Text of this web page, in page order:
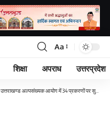
Font
Resizer
Aa
शिक्षा अपराध उत्तरप्रदेश
उत्तराखण्ड अल्पसंख्यक आयोग में 34 प्रकरणों पर सुनवाई करते हुए 13 शिकायती प्रकरणों का निस्तारण किया